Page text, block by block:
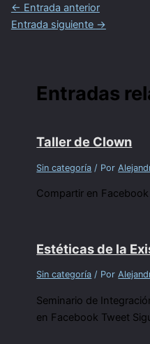
← Entrada anterior
Entrada siguiente →
Entradas
Taller de Clown
Sin categoría / Por
Compartir en
Estéticas de la
Sin categoría / Por
Seminario de
en Facebook Tweet